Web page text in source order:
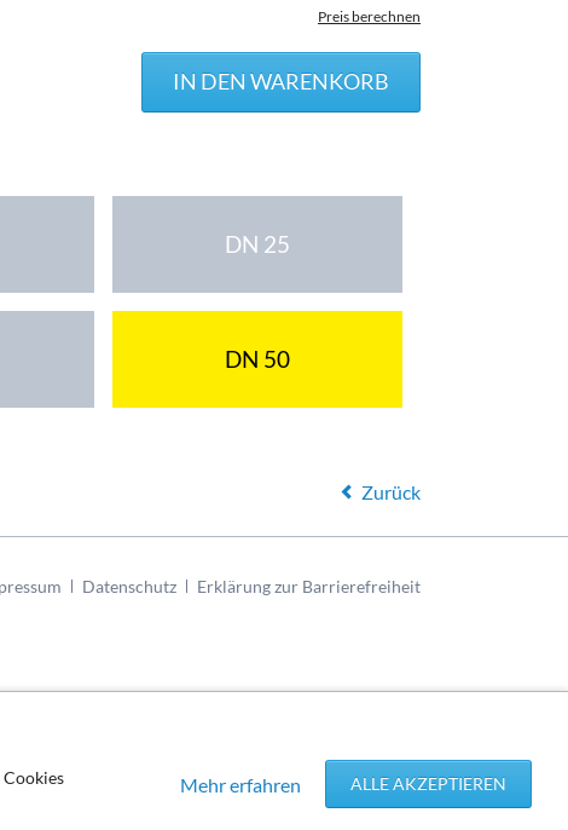
Cookies
Mehr erfahren ALLE AKZEPTIEREN
Preis berechnen
DN 25
DN 50
Zurück
Datenschutz Erklärung zur Barrierefreiheit